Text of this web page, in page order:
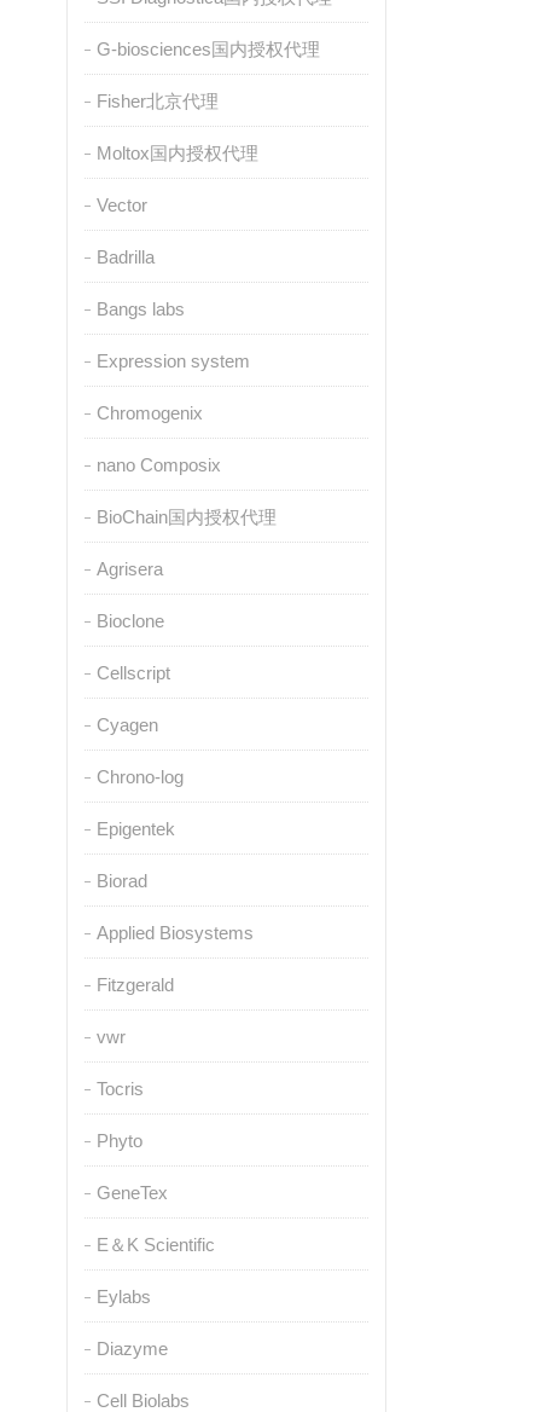
G-biosciences国内授权代理
Fisher北京代理
Moltox国内授权代理
Vector
Badrilla
Bangs labs
Expression system
Chromogenix
nano Composix
BioChain国内授权代理
Agrisera
Bioclone
Cellscript
Cyagen
Chrono-log
Epigentek
Biorad
Applied Biosystems
Fitzgerald
vwr
Tocris
Phyto
GeneTex
E＆K Scientific
Eylabs
Diazyme
Cell Biolabs